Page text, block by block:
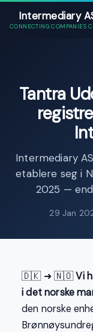
Intermediary
CONNECTING COMPANIES
Tantra
Intermediary
etablere seg i
2025 —
29 Jan
🇩🇰 ➜ 🇳🇴Vi
i det norske
den norske